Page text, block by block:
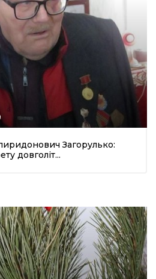
Загорулько:
довголіт...